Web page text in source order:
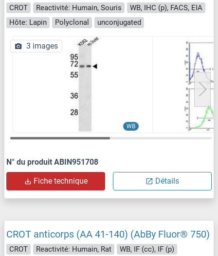
CROT Reactivité: Humain, Souris
WB, IHC (p), FACS, EIA
Hôte: Lapin
Polyclonal unconjugated
WB
3 images
N° du produit ABIN951708
Fiche technique Détails
CROT anticorps (AA 41-140) (AbBy Fluor® 750)
CROT Reactivité: Humain, Rat
WB, IF (cc), IF (p)